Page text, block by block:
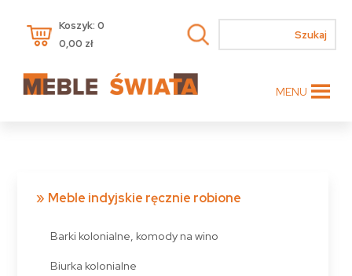
Koszyk: 0
0,00 zł
MENU
Meble indyjskie ręcznie robione
Barki kolonialne, komody na wino
Biurka kolonialne